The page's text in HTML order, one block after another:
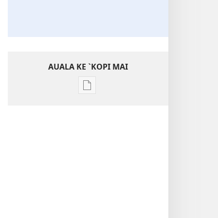
AUALA KE `KOPI MAI
Auala